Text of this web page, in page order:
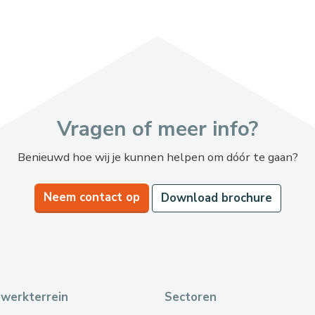
Vragen of meer info?
Benieuwd hoe wij je kunnen helpen om dóór te gaan?
Neem contact op Download brochure
Sectoren